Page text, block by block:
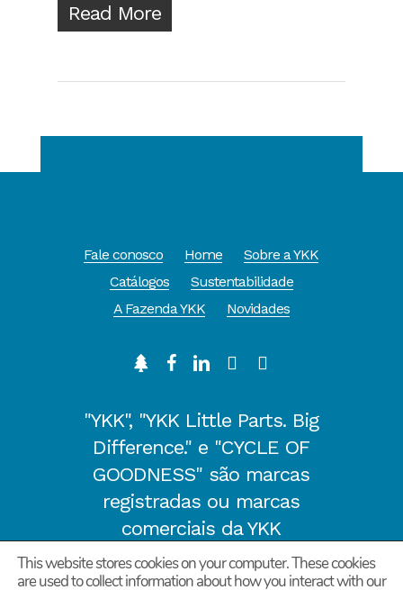
Read More
Fale conosco Home
Sobre a YKK
Catálogos
Sustentabilidade
A Fazenda YKK
Novidades
"YKK", "YKK Little Parts. Big
Difference." e "CYCLE OF
GOODNESS" são marcas
registradas ou marcas
comerciais da YKK
CORPORATION no Japão e em
outros países/regiões.
This website stores cookies on your computer. These cookies
are used to collect information about how you interact with our